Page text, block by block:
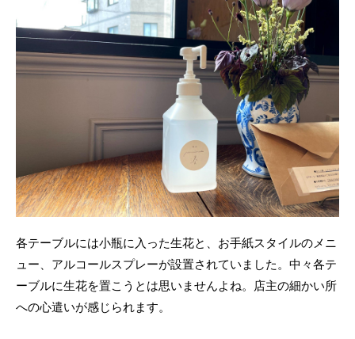
各テーブルには小瓶に入った生花と、お手紙スタイルのメニ
ュー、アルコールスプレーが設置されていました。中々各テ
ーブルに生花を置こうとは思いませんよね。店主の細かい所
への心遣いが感じられます。